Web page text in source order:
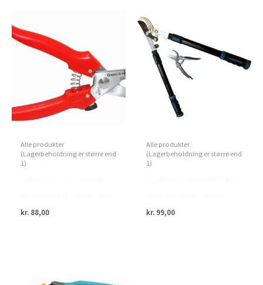
Alle produkter
(Lagerbeholdning er større end
1)
kr. 88,00
Alle produkter
(Lagerbeholdning er større end
1)
kr. 99,00